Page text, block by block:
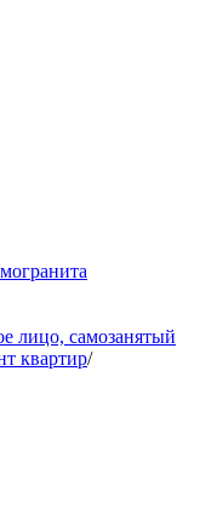
лицо, самозанятый
квартир/